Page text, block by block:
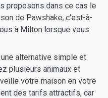
proposons dans ce cas le
de Pawshake, c'est-à-
à Milton lorsque vous
alternative simple et
plusieurs animaux et
votre maison en votre
des tarifs attractifs, car